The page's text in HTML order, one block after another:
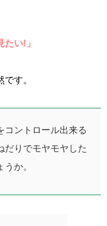
い!」
す。
コントロール出来る
だりでモヤモヤした
か。